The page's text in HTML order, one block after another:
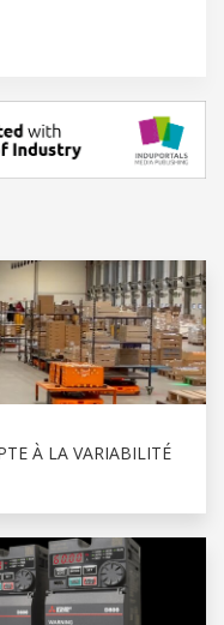
À LA VARIABILITÉ